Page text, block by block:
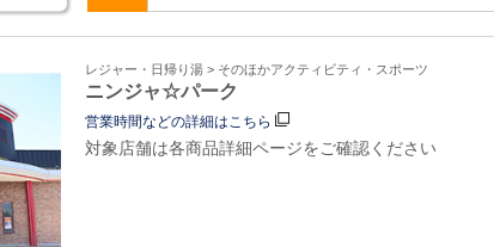
レジャー・日帰り湯 > そのほかアクティビティ・スポーツ
ニンジャ☆パーク
営業時間などの詳細はこちら
対象店舗は各商品詳細ページをご確認ください